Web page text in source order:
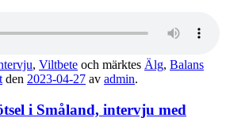
, Viltbete och märktes Älg, Balans
den 2023-04-27 av admin.
i Småland, intervju med